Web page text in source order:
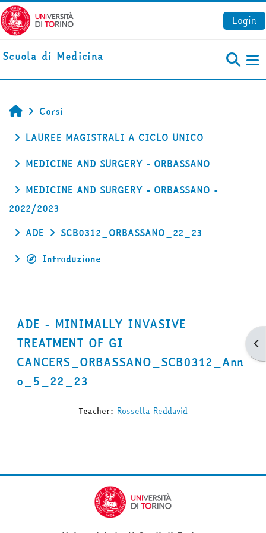
Vai al contenuto principale
Login
Scuola di Medicina
Home
Corsi
LAUREE MAGISTRALI A CICLO UNICO
MEDICINE AND SURGERY - ORBASSANO
MEDICINE AND SURGERY - ORBASSANO -
2022/2023
ADE
SCB0312_ORBASSANO_22_23
Introduzione
ADE - MINIMALLY INVASIVE
TREATMENT OF GI
CANCERS_ORBASSANO_SCB0312_Ann
o_5_22_23
Teacher: Rossella Reddavid